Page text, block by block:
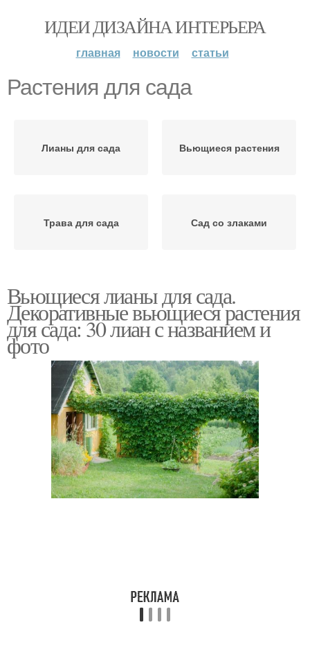
ИДЕИ ДИЗАЙНА ИНТЕРЬЕРА
главная новости статьи
Растения для сада
Лианы для сада Вьющиеся растения
Трава для сада Сад со злаками
Вьющиеся лианы для сада.
Декоративные вьющиеся растения
для сада: 30 лиан с названием и
фото